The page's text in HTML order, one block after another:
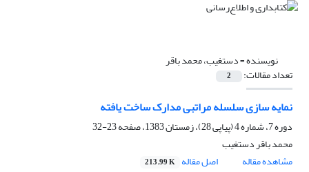
نویسنده =دستغیب، محمد باقر
تعداد مقالات: 2
نمایه سازی سلسله مراتبی مدارک ساخت یافته
دوره 7، شماره 4 (پیاپی 28)، زمستان 1383، صفحه
23-32
محمد باقر دستغیب
مشاهده مقاله
اصل مقاله 213.99 K